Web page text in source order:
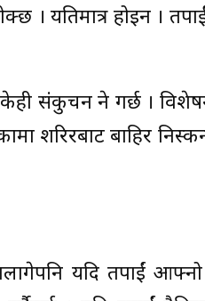
। यतिमात्र होइन ।
संकुचन हुने गर्छ ।
बाहिर
यदि तपाईं आफ्नो